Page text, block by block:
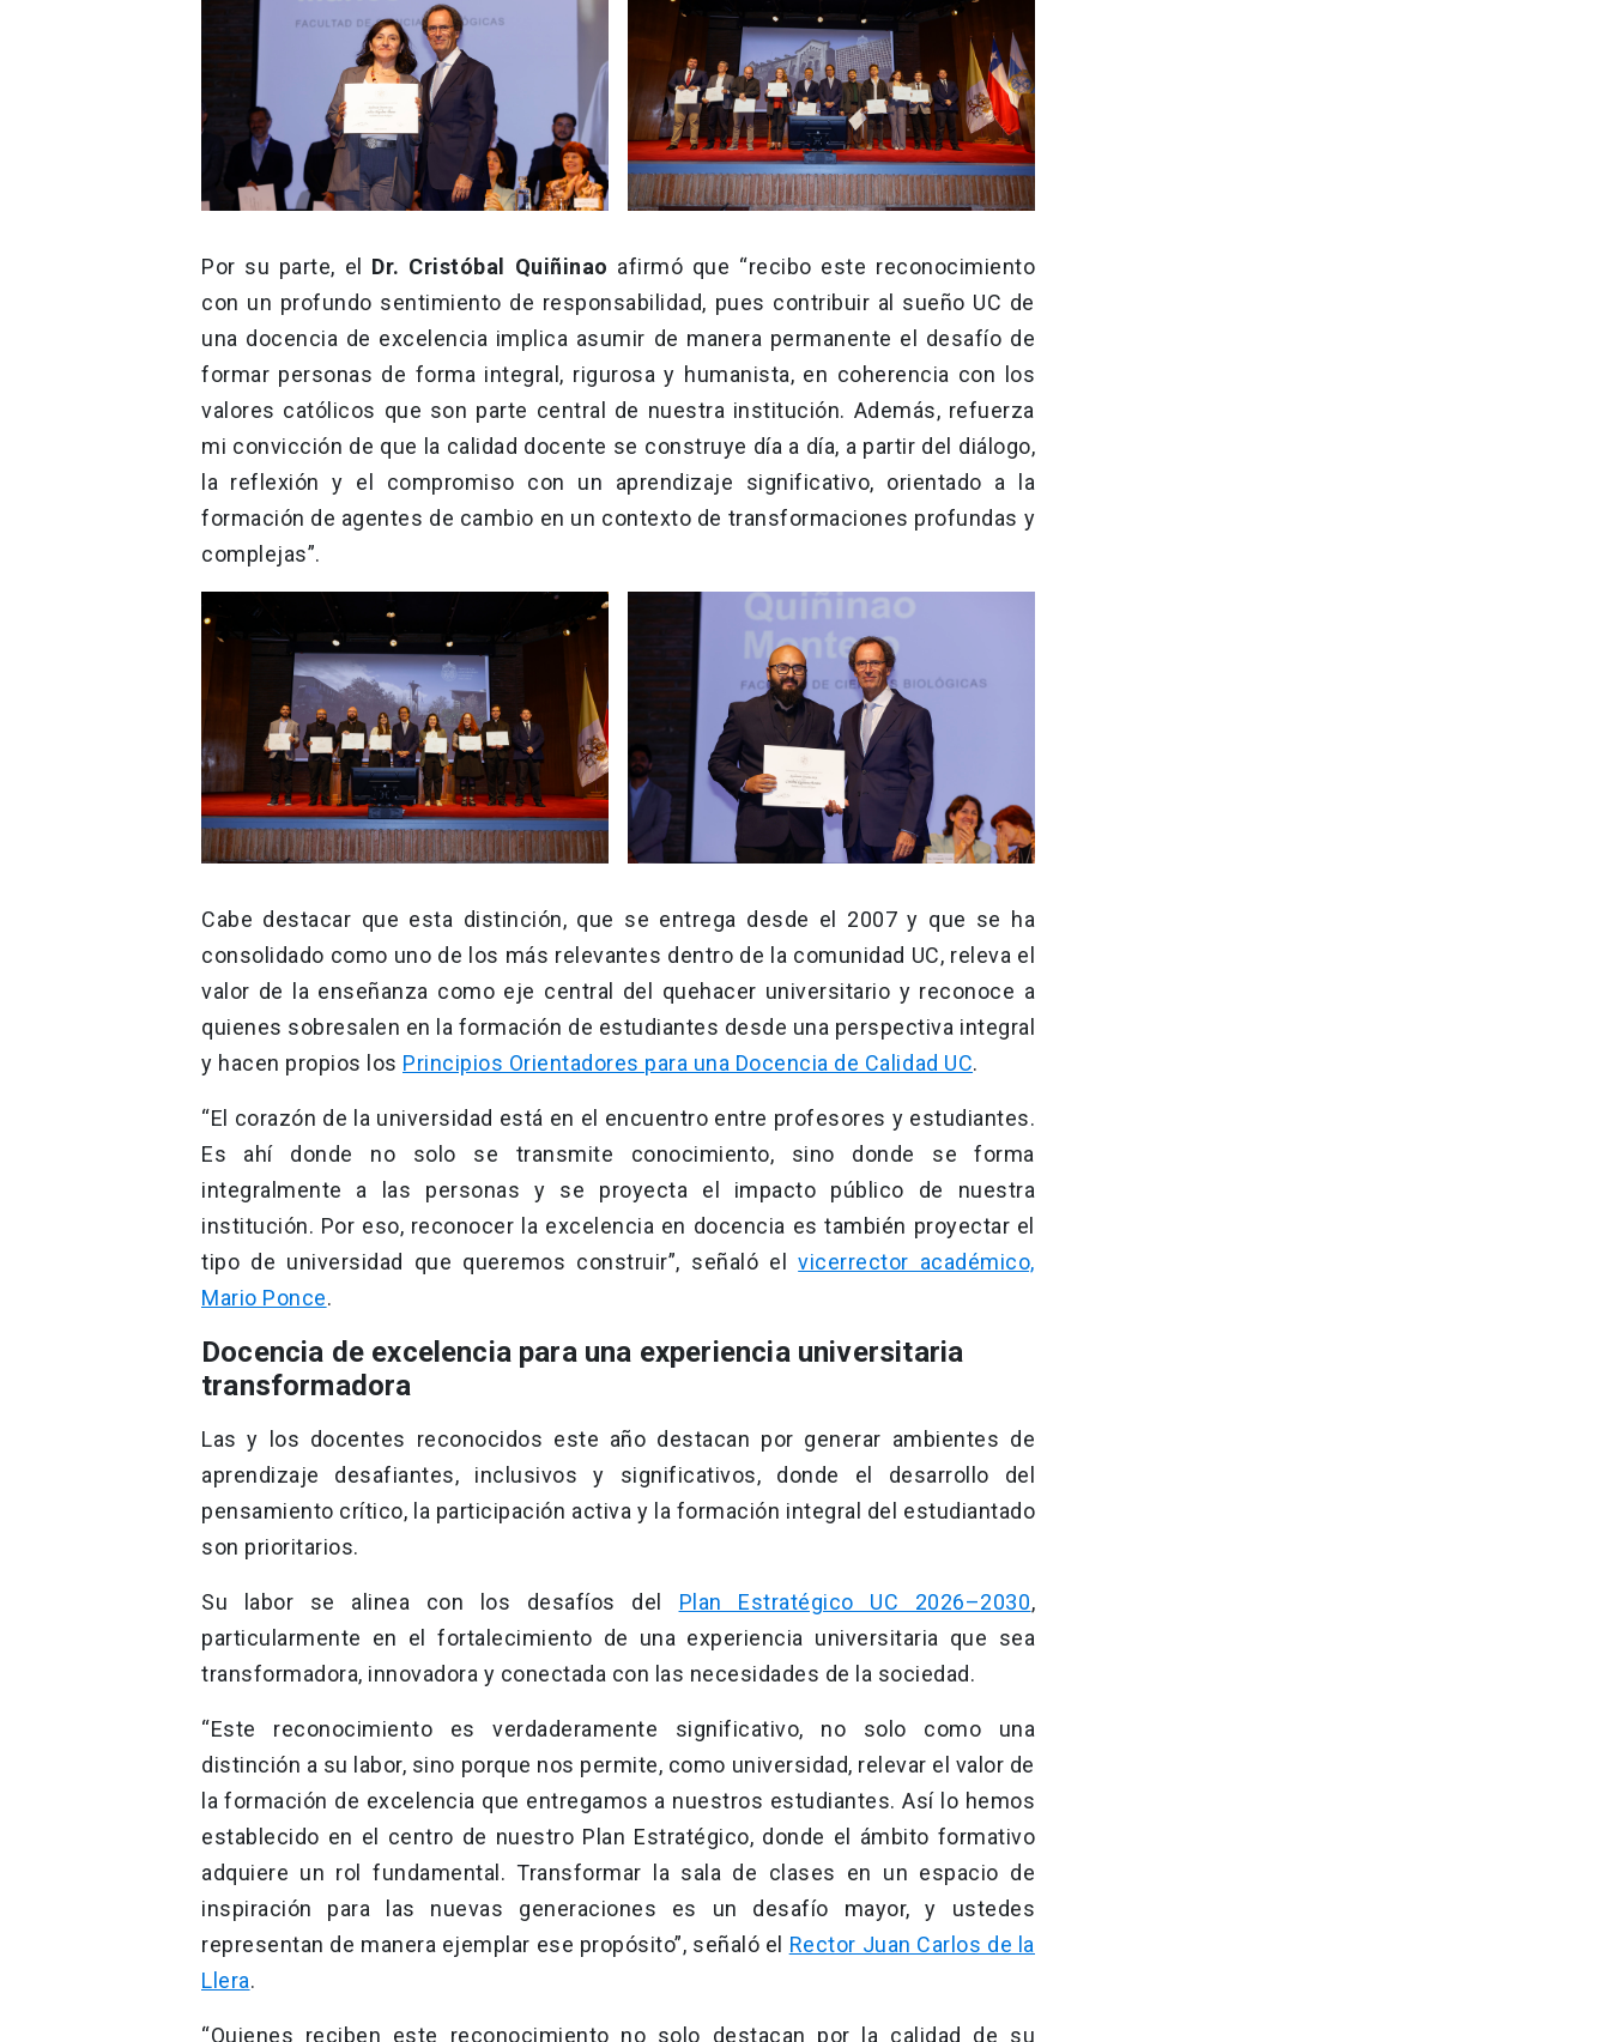
Por su parte, el Dr. Cristóbal Quiñinao afirmó que “recibo este reconocimiento
con un profundo sentimiento de responsabilidad, pues contribuir al sueño UC de
una docencia de excelencia implica asumir de manera permanente el desafío de
formar personas de forma integral, rigurosa y humanista, en coherencia con los
valores católicos que son parte central de nuestra institución. Además, refuerza
mi convicción de que la calidad docente se construye día a día, a partir del diálogo,
la reflexión y el compromiso con un aprendizaje significativo, orientado a la
formación de agentes de cambio en un contexto de transformaciones profundas y
complejas”.
Cabe destacar que esta distinción, que se entrega desde el 2007 y que se ha
consolidado como uno de los más relevantes dentro de la comunidad UC, releva el
valor de la enseñanza como eje central del quehacer universitario y reconoce a
quienes sobresalen en la formación de estudiantes desde una perspectiva integral
y hacen propios los Principios Orientadores para una Docencia de Calidad UC.
“El corazón de la universidad está en el encuentro entre profesores y estudiantes.
Es ahí donde no solo se transmite conocimiento, sino donde se forma
integralmente a las personas y se proyecta el impacto público de nuestra
institución. Por eso, reconocer la excelencia en docencia es también proyectar el
tipo de universidad que queremos construir”, señaló elvicerrector académico,
Mario Ponce.
Docencia de excelencia para una experiencia universitaria
transformadora
Las y los docentes reconocidos este año destacan por generar ambientes de
aprendizaje desafiantes, inclusivos y significativos, donde el desarrollo del
pensamiento crítico, la participación activa y la formación integral del estudiantado
son prioritarios.
Su labor se alinea con los desafíos del Plan Estratégico UC 2026–2030,
particularmente en el fortalecimiento de una experiencia universitaria que sea
transformadora, innovadora y conectada con las necesidades de la sociedad.
“Este reconocimiento es verdaderamente significativo, no solo como una
distinción a su labor, sino porque nos permite, como universidad, relevar el valor de
la formación de excelencia que entregamos a nuestros estudiantes. Así lo hemos
establecido en el centro de nuestro Plan Estratégico, donde el ámbito formativo
adquiere un rol fundamental. Transformar la sala de clases en un espacio de
inspiración para las nuevas generaciones es un desafío mayor, y ustedes
representan de manera ejemplar ese propósito”, señaló el Rector Juan Carlos de la
Llera.
“Quienes reciben este reconocimiento no solo destacan por la calidad de su